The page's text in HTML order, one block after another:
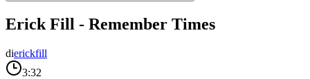
Erick Fill - Remember Times
dierickfill
3:32